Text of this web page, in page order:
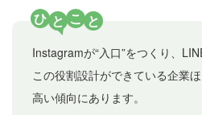
ひ と こ と
Instagramが“入口”をつくり、
この役割設計ができている企業
高い傾向にあります。